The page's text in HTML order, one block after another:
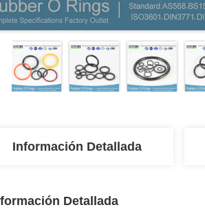
Información Detallada
Detallada